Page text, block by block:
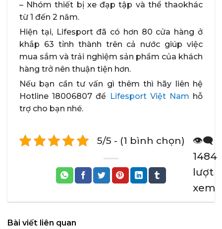
– Nhóm thiết bị xe đạp tập và thể thaokhác
từ 1 đến 2 năm.
Hiện tại, Lifesport đã có hơn 80 cửa hàng ở
khắp 63 tỉnh thành trên cả nước giúp việc
mua sắm và trải nghiệm sản phẩm của khách
hàng trở nên thuận tiện hơn.
Nếu bạn cần tư vấn gì thêm thì hãy liên hệ
Hotline 18006807 để
Lifesport Việt Nam hỗ
trợ cho bạn nhé.
5/5 - (1 bình chọn)
👁️‍🗨️
1484
lượt
xem
Bài viết liên quan